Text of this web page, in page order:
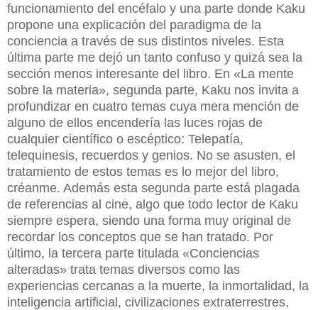
funcionamiento del encéfalo y una parte donde Kaku
propone una explicación del paradigma de la
conciencia a través de sus distintos niveles. Esta
última parte me dejó un tanto confuso y quizá sea la
sección menos interesante del libro. En «La mente
sobre la materia», segunda parte, Kaku nos invita a
profundizar en cuatro temas cuya mera mención de
alguno de ellos encendería las luces rojas de
cualquier científico o escéptico: Telepatía,
telequinesis, recuerdos y genios. No se asusten, el
tratamiento de estos temas es lo mejor del libro,
créanme. Además esta segunda parte está plagada
de referencias al cine, algo que todo lector de Kaku
siempre espera, siendo una forma muy original de
recordar los conceptos que se han tratado. Por
último, la tercera parte titulada «Conciencias
alteradas» trata temas diversos como las
experiencias cercanas a la muerte, la inmortalidad, la
inteligencia artificial, civilizaciones extraterrestres,